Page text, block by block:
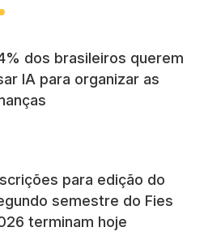
dos brasileiros querem
IA para organizar as
para edição do
semestre do Fies
terminam hoje